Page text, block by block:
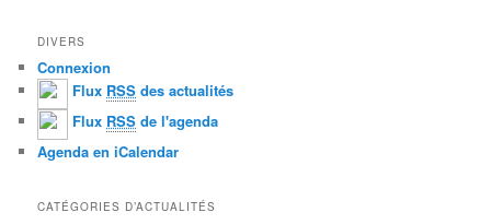
DIVERS
Connexion
Flux RSS des actualités
Flux RSS de l'agenda
Agenda en iCalendar
CATÉGORIES D’ACTUALITÉS